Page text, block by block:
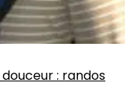
douceur : randos